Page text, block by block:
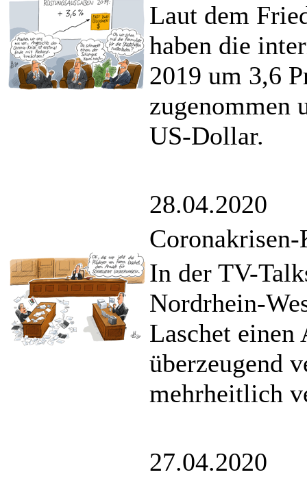
Laut dem
haben die
2019 um 3,6
zugenommen
US-Dollar.
28.04.2020
In der TV-
Nordrhein-
Laschet
überzeugend
mehrheitlich
27.04.2020